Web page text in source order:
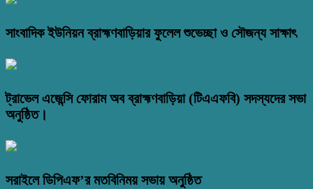
সাংবাদিক ইউনিয়ন ব্রাহ্মণবাড়িয়ার ফুলেল শুভেচ্ছা ও সৌজন্য সাক্ষাৎ
ট্রাভেল এজেন্সি ফোরাম অব ব্রাহ্মণবাড়িয়া (টিএএফবি) সদস্যদের সভা
অনুষ্ঠিত।
সরাইলে ডিপিএফ’র মতবিনিময় সভায় অনুষ্ঠিত